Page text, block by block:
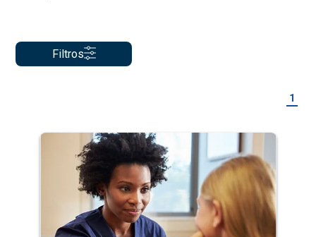
Filtros
1